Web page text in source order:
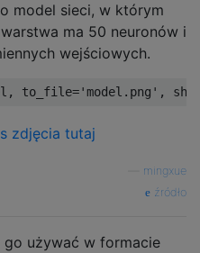
model sieci, w którym
ma 50 neuronów i
wejściowych.
mingxue
źródło
go używać w formacie